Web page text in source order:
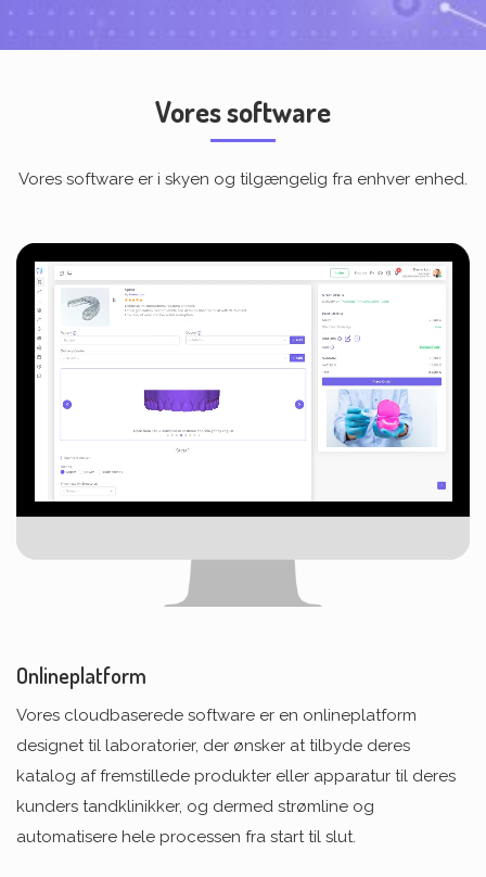
Vores software
Vores software er i skyen og tilgængelig fra enhver enhed.
Onlineplatform
Vores cloudbaserede software er en onlineplatform
designet til laboratorier, der ønsker at tilbyde deres
katalog af fremstillede produkter eller apparatur til deres
kunders tandklinikker, og dermed strømline og
automatisere hele processen fra start til slut.